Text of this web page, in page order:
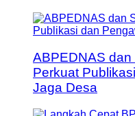
ABPEDNAS
Perkuat
Jaga Desa